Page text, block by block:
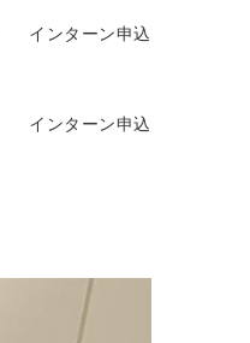
インターン申込
インターン申込